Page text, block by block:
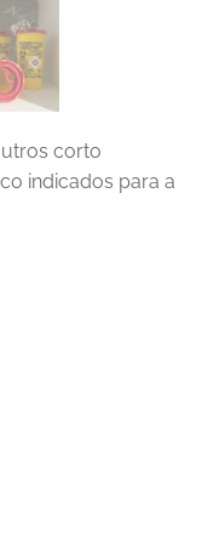
corto
indicados para a